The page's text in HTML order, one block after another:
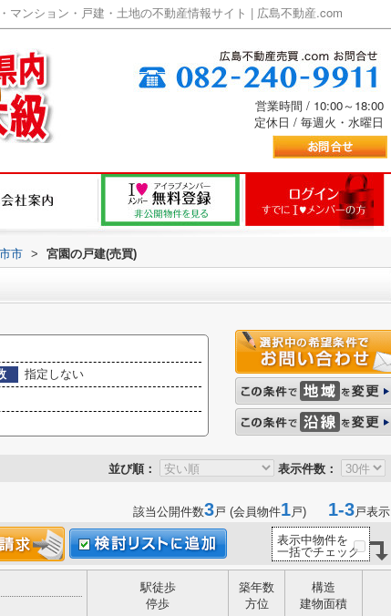
ンション・戸建・土地の不動産情報サイト | 広島不動産.com
営業時間 / 10:00～18:00
定休日 / 毎週火・水曜日
市 > 宮園の戸建(売買)
指定しない
並び順： 表示件数：
該当公開件数3戸 (会員物件1戸) 1-3戸表示
表示中物件を
一括でチェック
駅徒歩
停歩
築年数
方位
構造
建物面積